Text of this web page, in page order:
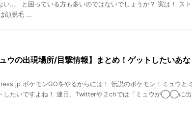
い‥。 と困っている方も多いのではないでしょうか？ 実は！ スト
顔脱毛 ...
ウの出現場所/目撃情報】まとめ！ゲットしたいあな
ポケモンGOをやるからには！ 伝説のポケモン！ミュウとミ
したいですよね！ 連日、Twitterや２chでは「ミュウが◯◯に出